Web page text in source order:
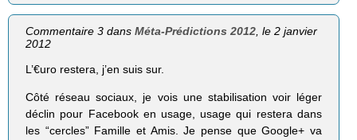
Commentaire 3 dansMéta-Prédictions 2012 , le 2 janvier
2012
L’€uro restera, j’en suis sur.
Côté réseau sociaux, je vois une stabilisation voir léger
déclin pour Facebook en usage, usage qui restera dans
les “cercles” Famille et Amis. Je pense que Google+ va